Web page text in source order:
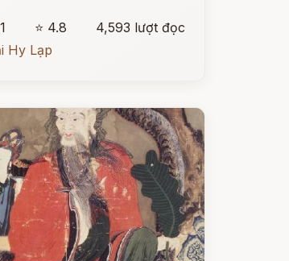
⭐ 4.8
4,593 lượt đọc
Hy Lạp